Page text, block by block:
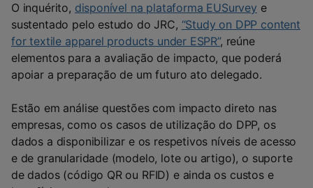
O inquérito, disponível na plataforma EUSurvey e
sustentado pelo estudo do JRC, “Study on DPP content
for textile apparel products under ESPR”, reúne
elementos para a avaliação de impacto, que poderá
apoiar a preparação de um futuro ato delegado.
Estão em análise questões com impacto direto nas
empresas, como os casos de utilização do DPP, os
dados a disponibilizar e os respetivos níveis de acesso
e de granularidade (modelo, lote ou artigo), o suporte
de dados (código QR ou RFID) e ainda os custos e